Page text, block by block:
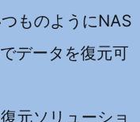
ものようにNAS
データを復元可
元ソリューショ